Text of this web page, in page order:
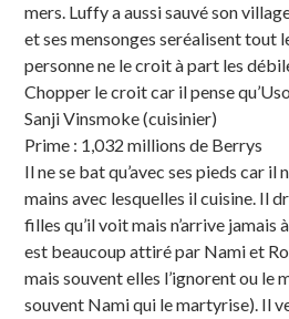
mers. Luffy a aussi sauvé son
et ses mensonges seréalisent tout
personne ne le croit à part les
Chopper le croit car il pense
Sanji Vinsmoke (cuisinier)
Prime : 1,032 millions de Berrys
Il ne se bat qu’avec ses pieds car il
mains avec lesquelles il cuisine. Il
filles qu’il voit mais n’arrive jamais
est beaucoup attiré par Nami et
mais souvent elles l’ignorent ou le
souvent Nami qui le martyrise). Il